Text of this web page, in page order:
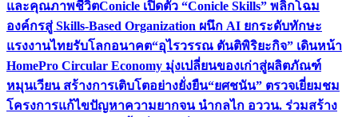
และคุณภาพชีวิตConicle เปิดตัว “Conicle Skills” พลิกโฉม
องค์กรสู่ Skills-Based Organization ผนึก AI ยกระดับทักษะ
แรงงานไทยรับโลกอนาคต“อุไรวรรณ ตันติพิริยะกิจ” เดินหน้า
HomePro Circular Economy มุ่งเปลี่ยนของเก่าสู่ผลิตภัณฑ์
หมุนเวียน สร้างการเติบโตอย่างยั่งยืน“ยศชนัน” ตรวจเยี่ยมชม
โครงการแก้ไขปัญหาความยากจน นำกลไก อววน. ร่วมสร้าง